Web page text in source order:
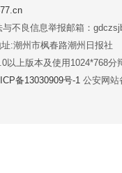
不良信息举报邮箱：
:潮州市枫春路潮州日报社
以上版本及使用1024*768分
备13030909号-1 公安网站